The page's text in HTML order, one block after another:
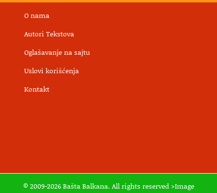
O nama
Autori Tekstova
Oglašavanje na sajtu
Uslovi korišćenja
Kontakt
© 2009-2026 Bašta Balkana. All rights reserved >Image